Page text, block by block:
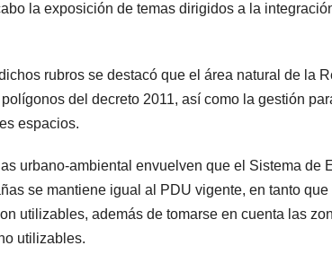
la exposición de temas dirigidos a la
rubros se destacó que el área natural de la
del decreto 2011, así como la gestión
espacios.
urbano-ambiental envuelven que el Sistema de
se mantiene igual al PDU vigente, en tanto
utilizables, además de tomarse en cuenta las
utilizables.